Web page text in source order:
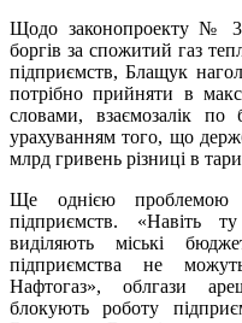
Щодо законопроекту №
боргів за спожитий газ
підприємств, Блащук
потрібно прийняти в
словами, взаємозалік
урахуванням того, що
млрд гривень різниці в
Ще однією проблемою
підприємств. «Навіть
виділяють міські
підприємства не
Нафтогаз», облгази
блокують роботу